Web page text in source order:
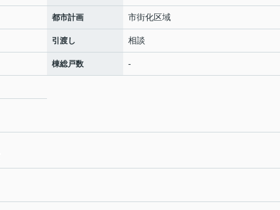
都市計画 市街化区域
引渡し 相談
棟総戸数 -